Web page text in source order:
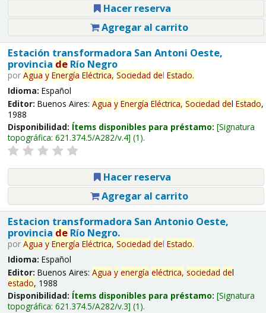
Hacer reserva
Agregar al carrito
Estación transformadora San Antoni Oeste,
provincia deRío Negro
por Agua y Energía Eléctrica, Sociedad del Estado.
Idioma: Español
Editor: Buenos Aires: Agua y Energía Eléctrica, Sociedad del Estado,
1988
Disponibilidad: Ítems disponibles para préstamo: Signatura
topográfica: 621.374.5/A282/v.4 (1).
Hacer reserva
Agregar al carrito
Estacion transformadora San Antonio Oeste,
provincia deRío Negro.
por Agua y Energía Eléctrica, Sociedad del Estado.
Idioma: Español
Editor: Buenos Aires: Agua y energía eléctrica, sociedad del
estado, 1988
Disponibilidad: Ítems disponibles para préstamo: Signatura
topográfica: 621.374.5/A282/v.3 (1).